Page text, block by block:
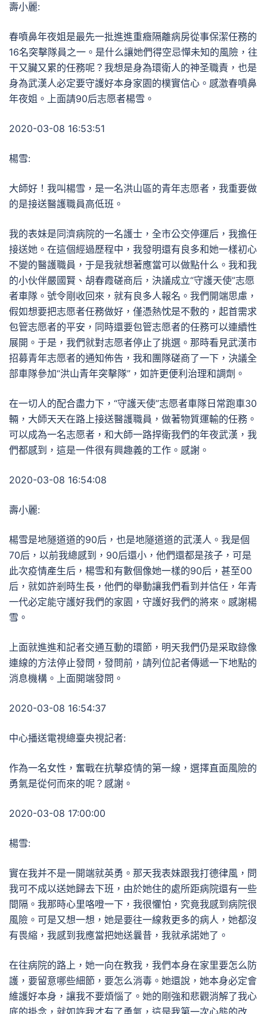
壽小麗:
春噴鼻年夜姐是最先一批進進重癥隔離病房從事保潔任務的
16名突擊隊員之一。是什么讓她們得空忌憚未知的風險，往
干又臟又累的任務呢？我想是身為環衛人的神圣職責，也是
身為武漢人必定要守護好本身家園的樸實信心。感激春噴鼻
年夜姐。上面請90后志愿者楊雪。
2020-03-08 16:53:51
楊雪:
大師好！我叫楊雪，是一名洪山區的青年志愿者，我重要做
的是接送醫護職員高低班。
我的表妹是同濟病院的一名護士，全市公交停運后，我擔任
接送她。在這個經過歷程中，我發明還有良多和她一樣初心
不變的醫護職員，于是我就想著應當可以做點什么。我和我
的小伙伴嚴國賢、胡春霞磋商后，決議成立“守護天使”志愿
者車隊。號令剛收回來，就有良多人報名。我們開端思慮，
假如想要把志愿者任務做好，僅憑熱忱是不敷的，起首需求
包管志愿者的平安，同時還要包管志愿者的任務可以連續性
展開。于是，我們就對志愿者停止了挑選。那時看見武漢市
招募青年志愿者的通知佈告，我和團隊磋商了一下，決議全
部車隊參加“洪山青年突擊隊”，如許更便利治理和調劑。
在一切人的配合盡力下，“守護天使”志愿者車隊日常跑車30
輛，大師天天在路上接送醫護職員，做著物質運輸的任務。
可以成為一名志愿者，和大師一路捍衛我們的年夜武漢，我
們都感到，這是一件很有興趣義的工作。感謝。
2020-03-08 16:54:08
壽小麗:
楊雪是地隧道道的90后，也是地隧道道的武漢人。我是個
70后，以前我總感到，90后還小，他們還都是孩子，可是
此次疫情產生后，楊雪和有數個像她一樣的90后，甚至00
后，就如許剎時生長，他們的舉動讓我們看到并信任，年青
一代必定能守護好我們的家園，守護好我們的將來。感謝楊
雪。
上面就進進和記者交通互動的環節，明天我們仍是采取錄像
連線的方法停止發問，發問前，請列位記者傳遞一下地點的
消息機構。上面開端發問。
2020-03-08 16:54:37
中心播送電視總臺央視記者:
作為一名女性，奮戰在抗擊疫情的第一線，選擇直面風險的
勇氣是從何而來的呢？感謝。
2020-03-08 17:00:00
楊雪:
實在我并不是一開端就英勇。那天我表妹跟我打德律風，問
我可不成以送她歸去下班，由於她住的處所距病院還有一些
間隔。我那時心里咯噔一下，我很懼怕，究竟我感到病院很
風險。可是又想一想，她是要往一線救更多的病人，她都沒
有畏縮，我感到我應當把她送曩昔，我就承諾她了。
在往病院的路上，她一向在教我，我們本身在家里要怎么防
護，要留意哪些細節，要怎么消毒。她還說，她本身必定會
維護好本身，讓我不要煩惱了。她的剛強和悲觀消解了我心
底的掛念，就如許我才有了勇氣，這是我第一次心態的改